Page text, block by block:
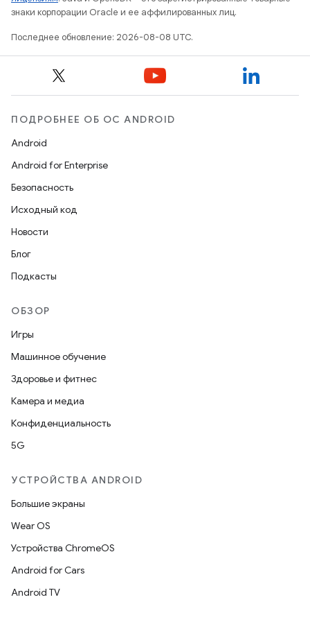
знаки корпорации Oracle и ее аффилированных лиц.
Последнее обновление: 2026-08-08 UTC.
ПОДРОБНЕЕ ОБ ОС ANDROID
Android
Android for Enterprise
Безопасность
Исходный код
Новости
Блог
Подкасты
ОБЗОР
Игры
Машинное обучение
Здоровье и фитнес
Камера и медиа
Конфиденциальность
5G
УСТРОЙСТВА ANDROID
Большие экраны
Wear OS
Устройства ChromeOS
Android for Cars
Android TV